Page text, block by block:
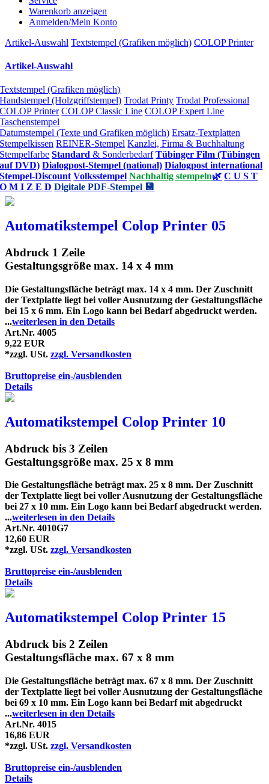
Warenkorb anzeigen
Anmelden/Mein Konto
Artikel-Auswahl Textstempel (Grafiken möglich) COLOP Printer
Artikel-Auswahl
Textstempel (Grafiken möglich)
Handstempel (Holzgriffstempel) Trodat Printy Trodat Professional
COLOP Printer COLOP Classic Line COLOP Expert Line
Taschenstempel
Datumstempel (Texte und Grafiken möglich) Ersatz-Textplatten
Stempelkissen REINER-Stempel Kanzlei, Firma & Buchhaltung
Stempelfarbe Standard & Sonderbedarf Tübinger Film (Tübingen
auf DVD) Dialogpost-Stempel (national) Dialogpost international
Stempel-Discount Volksstempel Nachhaltig stempeln🌿 C U S T
O M I Z E D Digitale PDF-Stempel 💾
Automatikstempel Colop Printer 05
Abdruck 1 Zeile
Gestaltungsgröße max. 14 x 4 mm
Die Gestaltungsfläche beträgt max. 14 x 4 mm. Der Zuschnitt
der Textplatte liegt bei voller Ausnutzung der Gestaltungsfläche
bei 15 x 6 mm. Ein Logo kann bei Bedarf abgedruckt werden.
...weiterlesen in den Details
Art.Nr. 4005
9,22 EUR
*zzgl. USt. zzgl. Versandkosten
Bruttopreise ein-/ausblenden
Details
Automatikstempel Colop Printer 10
Abdruck bis 3 Zeilen
Gestaltungsgröße max. 25 x 8 mm
Die Gestaltungsfläche beträgt max. 25 x 8 mm. Der Zuschnitt
der Textplatte liegt bei voller Ausnutzung der Gestaltungsfläche
bei 27 x 10 mm. Ein Logo kann bei Bedarf abgedruckt werden.
...weiterlesen in den Details
Art.Nr. 4010G7
12,60 EUR
*zzgl. USt. zzgl. Versandkosten
Bruttopreise ein-/ausblenden
Details
Automatikstempel Colop Printer 15
Abdruck bis 2 Zeilen
Gestaltungsfläche max. 67 x 8 mm
Die Gestaltungsfläche beträgt max. 67 x 8 mm. Der Zuschnitt
der Textplatte liegt bei voller Ausnutzung der Gestaltungsfläche
bei 69 x 10 mm. Ein Logo kann bei Bedarf mit abgedruckt
...weiterlesen in den Details
Art.Nr. 4015
16,86 EUR
*zzgl. USt. zzgl. Versandkosten
Bruttopreise ein-/ausblenden
Details